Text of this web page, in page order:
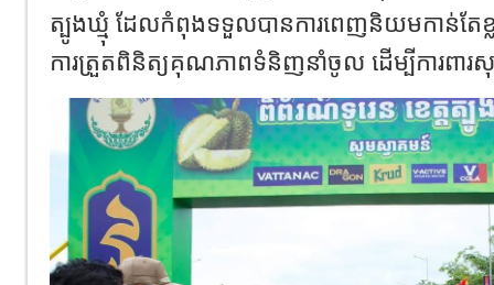
ត្បូងឃ្មុំ ដែលកំពុងទទួលបានការពេញនិយមកាន់តែខ្
ការត្រួតពិនិត្យគុណភាពទំនិញនាំចូល ដើម្បីការពារ